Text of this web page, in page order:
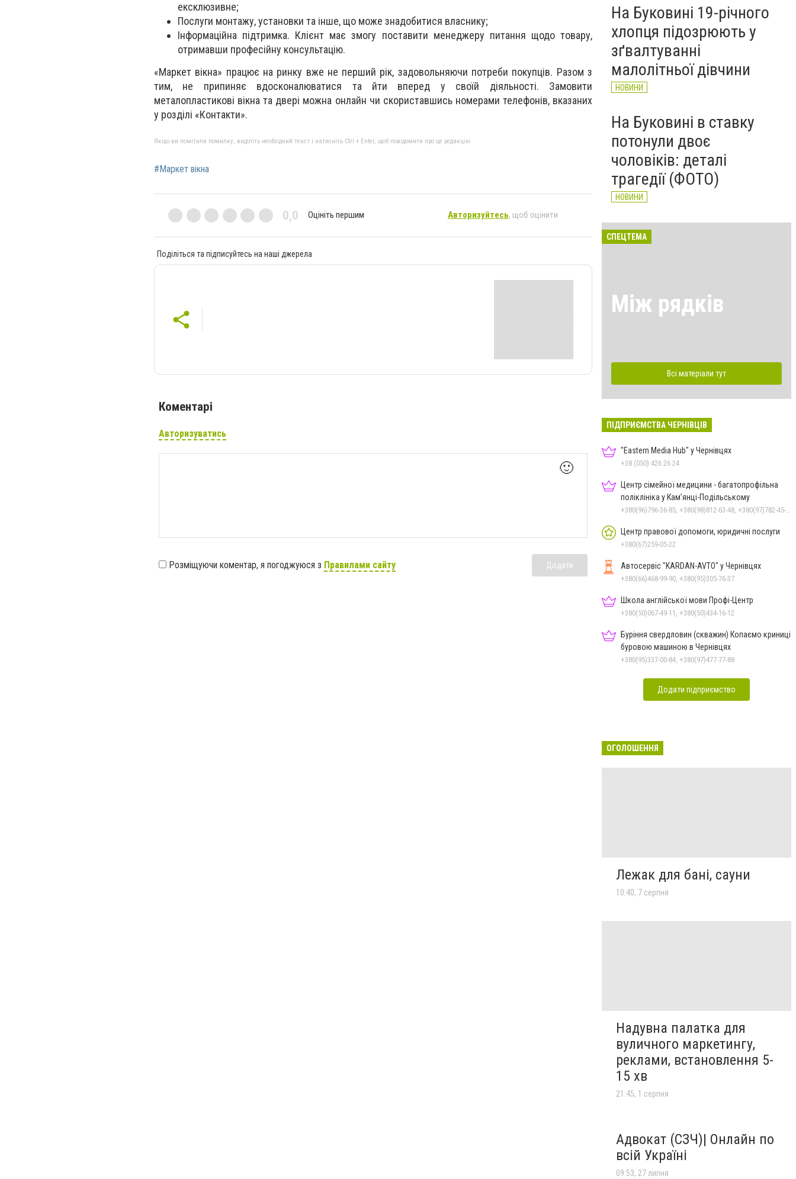
ексклюзивне;
Послуги монтажу, установки та інше, що може знадобитися власнику;
Інформаційна підтримка. Клієнт має змогу поставити менеджеру питання щодо товару,
отримавши професійну консультацію.
«Маркет вікна» працює на ринку вже не перший рік, задовольняючи потреби покупців. Разом з
тим, не припиняє вдосконалюватися та йти вперед у своїй діяльності. Замовити
металопластикові вікна та двері можна онлайн чи скориставшись номерами телефонів, вказаних
у розділі «Контакти».
Якщо ви помітили помилку, виділіть необхідний текст і натисніть Ctrl + Enter, щоб повідомити про це редакцію
#Маркет вікна
0,0 Оцініть першим Авторизуйтесь, щоб оцінити
Поділіться та підписуйтесь на наші джерела
Коментарі
Авторизуватись
🙂
Розміщуючи коментар, я погоджуюся з Правилами сайту Додати
На Буковині 19-річного
хлопця підозрюють у
зґвалтуванні
малолітньої дівчини
НОВИНИ
На Буковині в ставку
потонули двоє
чоловіків: деталі
трагедії (ФОТО)
НОВИНИ
СПЕЦТЕМА
Між рядків
Всі матеріали тут
ПІДПРИЄМСТВА ЧЕРНІВЦІВ
"Eastern Media Hub" у Чернівцях
+38 (050) 426 26 24
Центр сімейної медицини - багатопрофільна
поліклініка у Кам’янці-Подільському
Центр правової допомоги, юридичні послуги
+380(67)259-05-22
Автосервіс "KARDAN-AVTO" у Чернівцях
+380(66)468-99-90, +380(95)305-76-37
Школа англійської мови Профі-Центр
+380(50)067-49-11, +380(50)434-16-12
Буріння свердловин (скважин) Копаємо криниці
буровою машиною в Чернівцях
+380(95)337-00-84, +380(97)477-77-88
Додати підприємство
ОГОЛОШЕННЯ
Лежак для бані, сауни
10:40, 7 серпня
Надувна палатка для
вуличного маркетингу,
реклами, встановлення 5-
15 хв
21:45, 1 серпня
Адвокат (СЗЧ)| Онлайн по
всій Україні
09:53, 27 липня